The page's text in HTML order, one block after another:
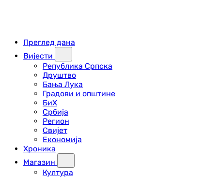
Преглед дана
Вијести
Република Српска
Друштво
Бања Лука
Градови и општине
БиХ
Србија
Регион
Свијет
Економија
Хроника
Магазин
Култура